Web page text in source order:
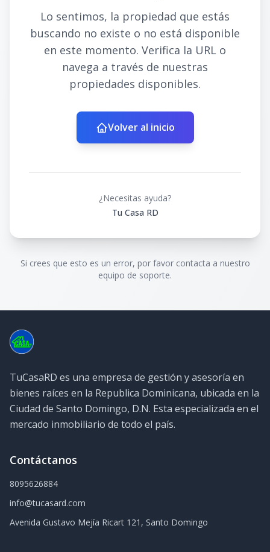
Lo sentimos, la propiedad que estás
buscando no existe o no está disponible
en este momento. Verifica la URL o
navega a través de nuestras
propiedades disponibles.
Volver al inicio
¿Necesitas ayuda?
Tu Casa RD
Si crees que esto es un error, por favor contacta a nuestro
equipo de soporte.
TuCasaRD es una empresa de gestión y asesoría en
bienes raíces en la Republica Dominicana, ubicada en la
Ciudad de Santo Domingo, D.N. Esta especializada en el
mercado inmobiliario de todo el país.
Contáctanos
8095626884
info@tucasard.com
Avenida Gustavo Mejía Ricart 121, Santo Domingo